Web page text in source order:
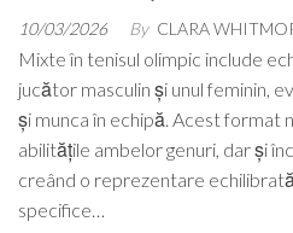
10/03/2026 By CLARA
Mixte în tenisul olimpic include
jucător masculin și unul feminin,
și munca în echipă. Acest format
abilitățile ambelor genuri, dar și
creând o reprezentare
specifice…